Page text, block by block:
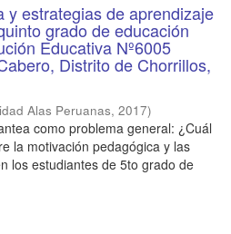
y estrategias de aprendizaje
grado de educación
Educativa Nº6005
Distrito de Chorrillos,
Alas Peruanas, 2017)
como problema general: ¿Cuál
la motivación pedagógica y las
los estudiantes de 5to grado de